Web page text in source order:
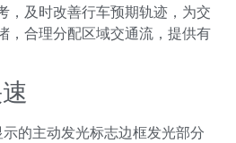
，及时改善行车预期轨迹，为交
，合理分配区域交通流，提供有
主动发光标志边框发光部分